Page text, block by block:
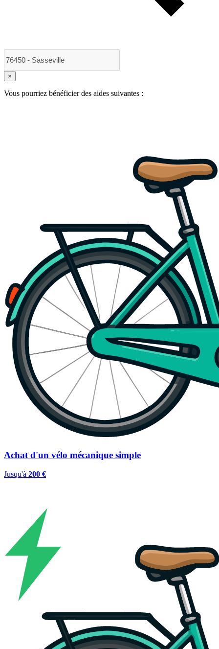
×
Vous pourriez bénéficier des aides suivantes :
Achat d'un vélo mécanique simple
Jusqu'à 200 €